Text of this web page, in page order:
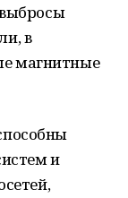
в
магнитные
и